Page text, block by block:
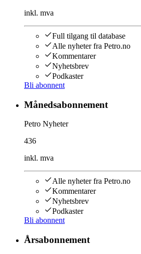
inkl. mva
Full tilgang til database
Alle nyheter fra Petro.no
Kommentarer
Nyhetsbrev
Podkaster
Bli abonnent
Månedsabonnement
Petro Nyheter
436
inkl. mva
Alle nyheter fra Petro.no
Kommentarer
Nyhetsbrev
Podkaster
Bli abonnent
Årsabonnement